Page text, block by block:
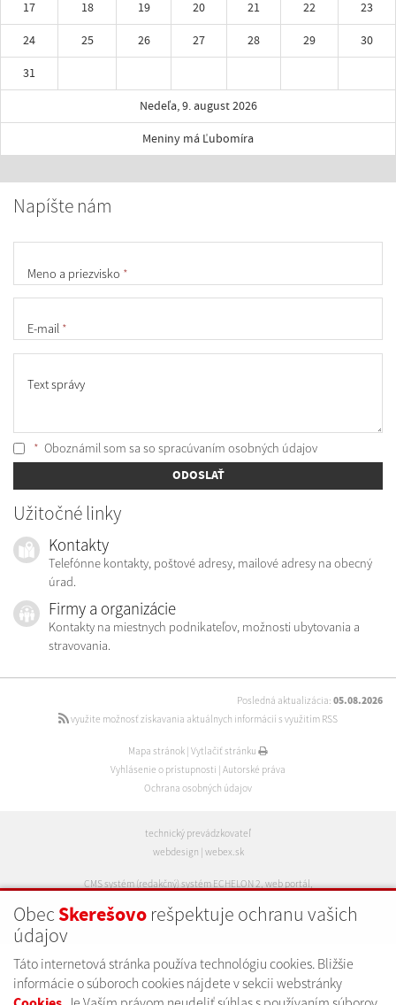
Obec Skerešovo rešpektuje ochranu vašich
údajov
Táto internetová stránka používa technológiu cookies. Bližšie
informácie o súboroch cookies nájdete v sekcii webstránky
17
18 19 20 21 22
23
24
25 26 27 28 29
30
31
Nedeľa, 9. august 2026
Meniny má Ľubomíra
Napíšte nám
Meno a priezvisko *
E-mail *
Text správy
* Oboznámil som sa so spracúvaním osobných údajov
ODOSLAŤ
Užitočné linky
Kontakty
Telefónne kontakty, poštové adresy, mailové adresy na obecný
úrad.
Firmy a organizácie
Kontakty na miestnych podnikateľov, možnosti ubytovania a
stravovania.
Posledná aktualizácia: 05.08.2026
využite možnosť získavania aktuálnych informácií s využitím RSS
Mapa stránok | Vytlačiť stránku
Vyhlásenie o prístupnosti | Autorské práva
Ochrana osobných údajov
technický prevádzkovateľ
webdesign | webex.sk
CMS systém (redakčný) systém ECHELON 2 web portál
spoločnosť wbx, s.r.o.